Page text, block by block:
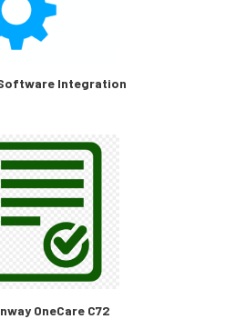
Integration
OneCare C72